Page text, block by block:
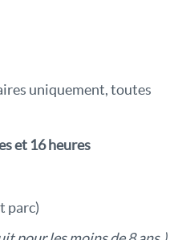
uniquement, toutes
et 16 heures
parc)